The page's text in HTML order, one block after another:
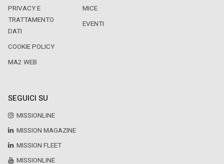
PRIVACY E
TRATTAMENTO
DATI
COOKIE POLICY
MA2 WEB
MICE
EVENTI
SEGUICI SU
MISSIONLINE
MISSION MAGAZINE
MISSION FLEET
MISSIONLINE